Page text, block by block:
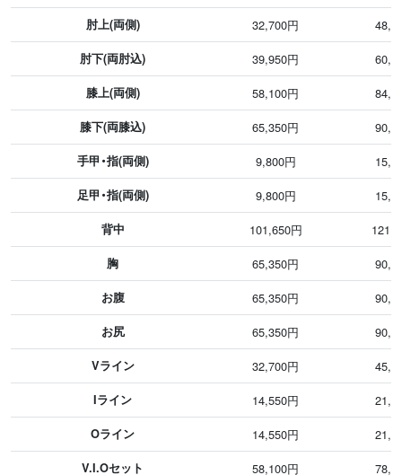
肘上(両側) 32,700円
肘下(両肘込) 39,950円
膝上(両側) 58,100円
膝下(両膝込) 65,350円
手甲・指(両側) 9,800円
足甲・指(両側) 9,800円
背中 101,650円
胸 65,350円
お腹 65,350円
お尻 65,350円
Vライン 32,700円
Iライン 14,550円
Oライン 14,550円
V.I.Oセット 58,100円